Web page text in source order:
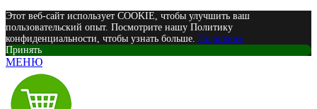
Этот веб-сайт использует COOKIE, чтобы улучшить ваш
пользовательский опыт. Посмотрите нашу Политику
конфиденциальности, чтобы узнать больше. Подробнее
Принять
МЕНЮ